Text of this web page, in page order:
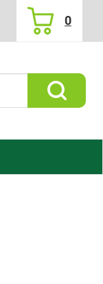
0
ARTICOLI
INSERITI
Cerca